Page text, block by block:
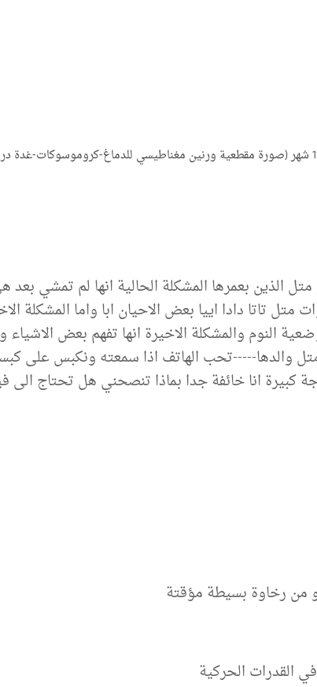
سوابق هامة : فتحة صغيرة جدا بين الاذينين تم اجراء جميع الفحوصات لانها تاخرت بالجلوس الى 11 شهر (صورة مقطعية ورنين مغناطيسي للدماغ-
الذين بعمرها المشكلة الحالية انها لم تمشي
دادا اييا بعض الاحيان ابا واما المشكلة
النوم والمشكلة الاخيرة انها تفهم بعض
تحب الهاتف اذا سمعته ونكبس على
كبيرة انا خائفة جدا بماذا تنصحني هل تحتاج الى
من رخاوة بسيطة مؤقتة
القدرات الحركية